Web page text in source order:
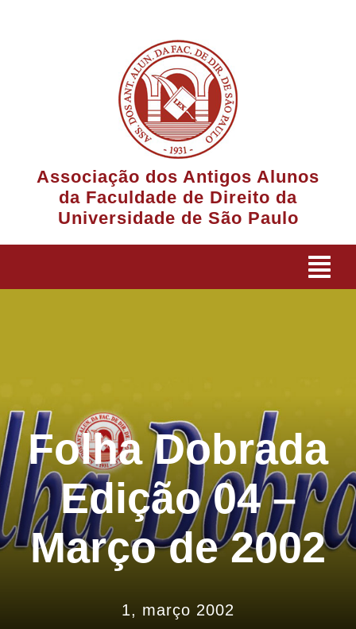
Associação dos Antigos Alunos
da Faculdade de Direito da
Universidade de São Paulo
Arquivos
Associe-se
Notícias
Folha Dobrada
Edição 04 –
Março de 2002
1, março 2002